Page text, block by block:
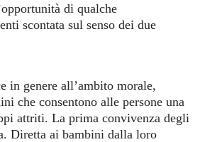
di qualche
scontata sul senso dei due
in genere all’ambito morale,
che consentono alle persone una
attriti. La prima convivenza degli
Diretta ai bambini dalla loro